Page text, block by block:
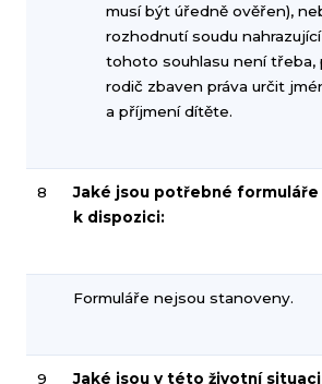
musí být úředně ověřen),
rozhodnutí soudu
tohoto souhlasu není třeba,
rodič zbaven práva určit
a příjmení dítěte.
8
Jaké jsou potřebné formuláře
k dispozici:
Formuláře nejsou stanoveny.
9
Jaké jsou v této životní situaci